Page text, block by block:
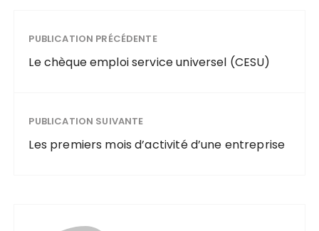
PUBLICATION PRÉCÉDENTE
Le chèque emploi service universel (CESU)
PUBLICATION SUIVANTE
Les premiers mois d’activité d’une entreprise